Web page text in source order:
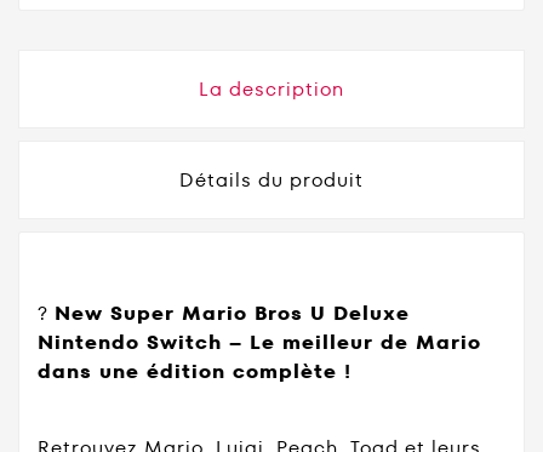
La description
Détails du produit
? New Super Mario Bros U Deluxe
Nintendo Switch – Le meilleur de Mario
dans une édition complète !